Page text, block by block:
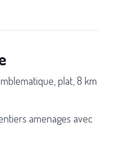
plat, 8 km
amenages avec